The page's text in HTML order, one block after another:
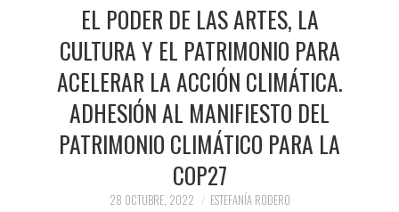
EL PODER DE LAS ARTES, LA
CULTURA Y EL PATRIMONIO PARA
ACELERAR LA ACCIÓN CLIMÁTICA.
ADHESIÓN AL MANIFIESTO DEL
PATRIMONIO CLIMÁTICO PARA LA
COP27
28 OCTUBRE, 2022 ESTEFANÍA RODERO